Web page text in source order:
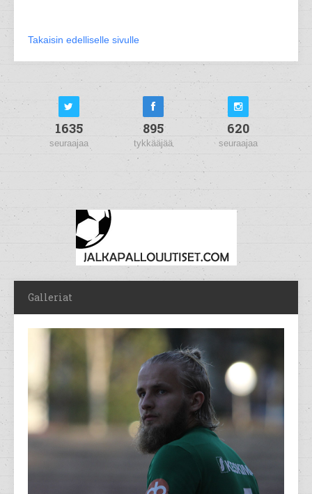
Takaisin edelliselle sivulle
1635
seuraajaa
895
tykkääjää
620
seuraajaa
Galleriat